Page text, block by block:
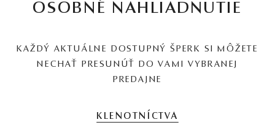
OSOBNÉ NAHLIADNUTIE
KAŽDÝ AKTUÁLNE DOSTUPNÝ ŠPERK SI MÔŽETE
NECHAŤ PRESUNÚŤ DO VAMI VYBRANEJ
PREDAJNE
KLENOTNÍCTVA